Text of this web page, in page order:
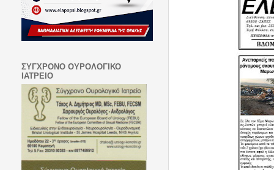
ΣΥΓΧΡΟΝΟ ΟΥΡΟΛΟΓΙΚΟ
ΙΑΤΡΕΙΟ